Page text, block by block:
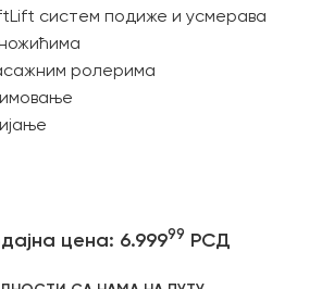
систем подиже и усмерава
ролерима
цена: 6.99999 РСД